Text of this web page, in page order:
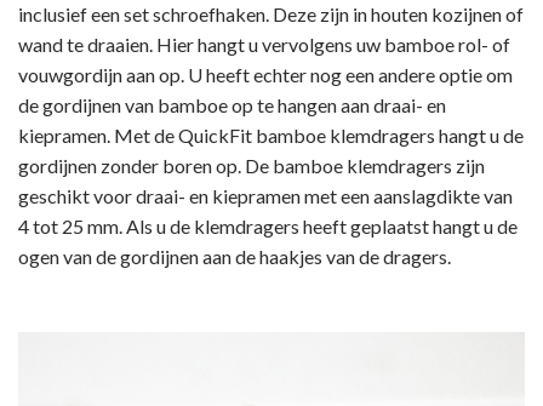
inclusief een set schroefhaken. Deze zijn in houten kozijnen of
wand te draaien. Hier hangt u vervolgens uw bamboe rol- of
vouwgordijn aan op. U heeft echter nog een andere optie om
de gordijnen van bamboe op te hangen aan draai- en
kiepramen. Met de QuickFit bamboe klemdragers hangt u de
gordijnen zonder boren op. De bamboe klemdragers zijn
geschikt voor draai- en kiepramen met een aanslagdikte van
4 tot 25 mm. Als u de klemdragers heeft geplaatst hangt u de
ogen van de gordijnen aan de haakjes van de dragers.